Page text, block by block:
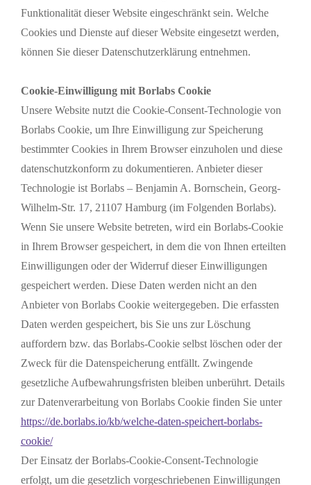
Funktionalität dieser Website eingeschränkt sein. Welche
Cookies und Dienste auf dieser Website eingesetzt werden,
können Sie dieser Datenschutzerklärung entnehmen.
Cookie-Einwilligung mit Borlabs Cookie
Unsere Website nutzt die Cookie-Consent-Technologie von
Borlabs Cookie, um Ihre Einwilligung zur Speicherung
bestimmter Cookies in Ihrem Browser einzuholen und diese
datenschutzkonform zu dokumentieren. Anbieter dieser
Technologie ist Borlabs – Benjamin A. Bornschein, Georg-
Wilhelm-Str. 17, 21107 Hamburg (im Folgenden Borlabs).
Wenn Sie unsere Website betreten, wird ein Borlabs-Cookie
in Ihrem Browser gespeichert, in dem die von Ihnen erteilten
Einwilligungen oder der Widerruf dieser Einwilligungen
gespeichert werden. Diese Daten werden nicht an den
Anbieter von Borlabs Cookie weitergegeben. Die erfassten
Daten werden gespeichert, bis Sie uns zur Löschung
auffordern bzw. das Borlabs-Cookie selbst löschen oder der
Zweck für die Datenspeicherung entfällt. Zwingende
gesetzliche Aufbewahrungsfristen bleiben unberührt. Details
zur Datenverarbeitung von Borlabs Cookie finden Sie unter
https://de.borlabs.io/kb/welche-daten-speichert-borlabs-
cookie/
Der Einsatz der Borlabs-Cookie-Consent-Technologie
erfolgt, um die gesetzlich vorgeschriebenen Einwilligungen